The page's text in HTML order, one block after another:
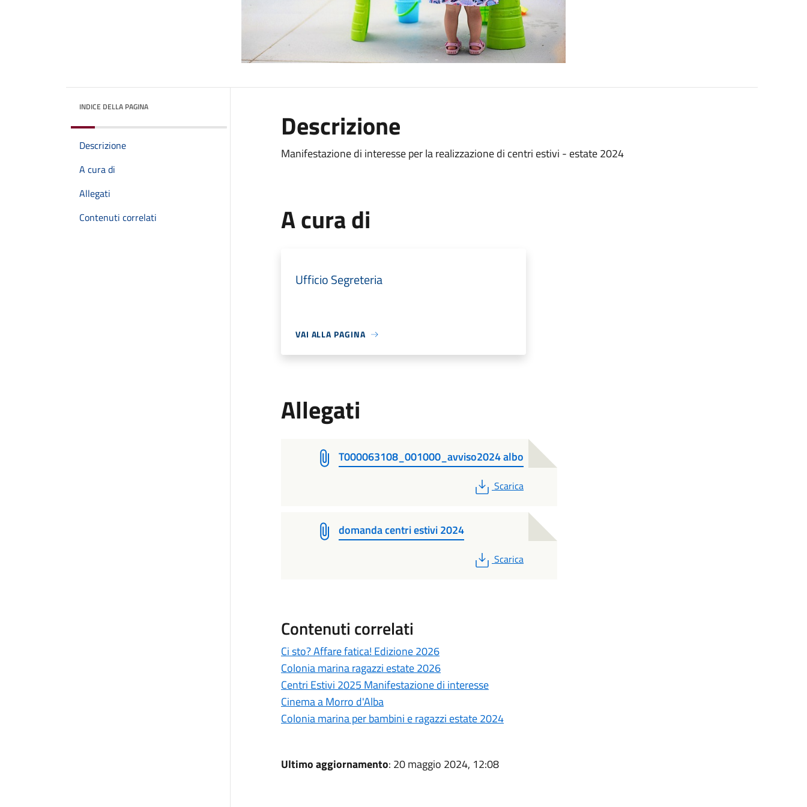
INDICE DELLA PAGINA
Descrizione
A cura di
Allegati
Contenuti correlati
Descrizione
Manifestazione di interesse per la realizzazione di centri estivi - estate 2024
A cura di
Ufficio Segreteria
VAI ALLA PAGINA
Allegati
T000063108_001000_avviso2024 albo
PDF
Scarica
domanda centri estivi 2024
PDF
Scarica
Contenuti correlati
Ci sto? Affare fatica! Edizione 2026
Colonia marina ragazzi estate 2026
Centri Estivi 2025 Manifestazione di interesse
Cinema a Morro d'Alba
Colonia marina per bambini e ragazzi estate 2024
Ultimo aggiornamento: 20 maggio 2024, 12:08